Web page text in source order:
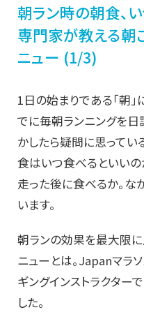
朝ラン時の朝食、
専門家が教える朝
ニュー (1/3)
1日の始まりである「朝」
でに毎朝ランニングを日
かしたら疑問に思って
食はいつ食べるといいの
走った後に食べるか。な
います。
朝ランの効果を最大限
ニューとは。Japanマラ
ギングインストラクター
した。